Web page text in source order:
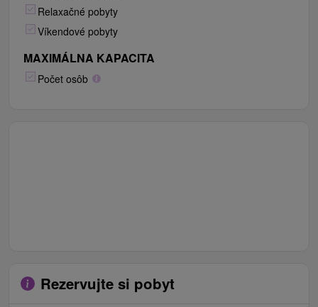
Relaxačné pobyty
Víkendové pobyty
MAXIMÁLNA KAPACITA
Počet osôb
Rezervujte si pobyt